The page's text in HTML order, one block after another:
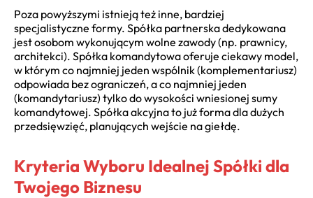
Poza powyższymi istnieją też inne, bardziej
specjalistyczne formy. Spółka partnerska dedykowana
jest osobom wykonującym wolne zawody (np. prawnicy,
architekci). Spółka komandytowa oferuje ciekawy model,
w którym co najmniej jeden wspólnik (komplementariusz)
odpowiada bez ograniczeń, a co najmniej jeden
(komandytariusz) tylko do wysokości wniesionej sumy
komandytowej. Spółka akcyjna to już forma dla dużych
przedsięwzięć, planujących wejście na giełdę.
Kryteria Wyboru Idealnej Spółki dla
Twojego Biznesu